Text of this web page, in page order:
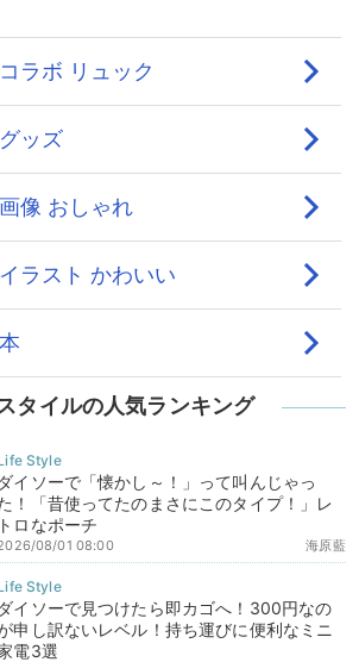
タイルの人気ランキング
ダイソーで「懐かし～！」って叫んじゃっ
！「昔使ってたのまさにこのタイプ！」レ
トロなポーチ
海原藍
08/01 08:00
ダイソーで見つけたら即カゴへ！300円なの
申し訳ないレベル！持ち運びに便利なミニ
電3選